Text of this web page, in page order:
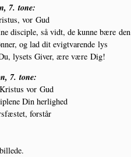
7. tone:
vor Gud
discip­le, så vidt, de kun­ne bære den
og lad dit evigtva­ren­de lys
lysets Giver, ære være Dig!
7. tone:
vor Gud
Din herlighed
forstår